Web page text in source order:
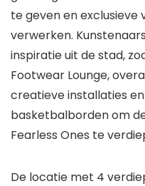
te geven en exclusieve
verwerken.
inspiratie uit de stad,
Footwear Lounge,
creatieve installaties
basketbalborden om
Fearless Ones te
De locatie met 4